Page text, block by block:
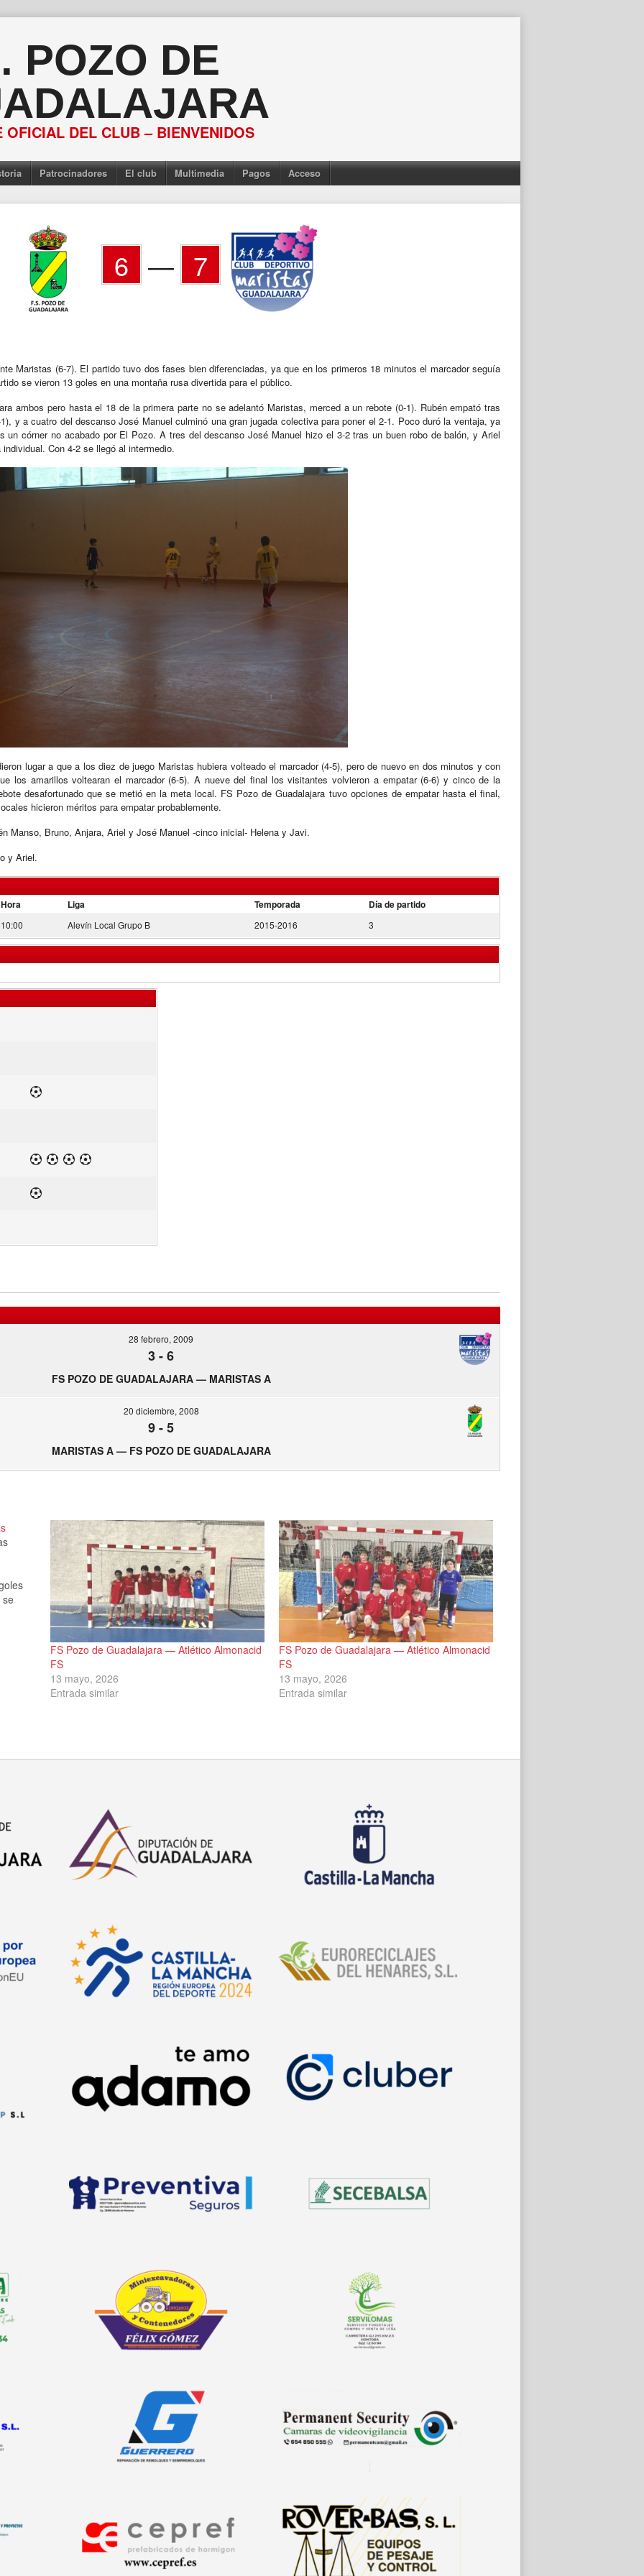
POZO DE
OFICIAL DEL CLUB – BIENVENIDOS
Patrocinadores El club Multimedia Pagos Acceso
6 — 7
Maristas (6-7). El partido tuvo dos fases bien diferenciadas, ya que en los primeros 18 minutos el marcador seguía
se vieron 13 goles en una montaña rusa divertida para el público.
ambos pero hasta el 18 de la primera parte no se adelantó Maristas, merced a un rebote (0-1). Rubén empató tras
y a cuatro del descanso José Manuel culminó una gran jugada colectiva para poner el 2-1. Poco duró la ventaja, ya
un córner no acabado por El Pozo. A tres del descanso José Manuel hizo el 3-2 tras un buen robo de balón, y Ariel
Con 4-2 se llegó al intermedio.
lugar a que a los diez de juego Maristas hubiera volteado el marcador (4-5), pero de nuevo en dos minutos y con
los amarillos voltearan el marcador (6-5). A nueve del final los visitantes volvieron a empatar (6-6) y cinco de la
desafortunado que se metió en la meta local. FS Pozo de Guadalajara tuvo opciones de empatar hasta el final,
hicieron méritos para empatar probablemente.
Manso, Bruno, Anjara, Ariel y José Manuel -cinco inicial- Helena y Javi.
y Ariel.
Hora Liga Temporada Día de partido
10:00 Alevín Local Grupo B 2015-2016 3
28 febrero, 2009
3-6
FS POZO DE GUADALAJARA — MARISTAS A
20 diciembre, 2008
9-5
MARISTAS A — FS POZO DE GUADALAJARA
se
de
FS Pozo de Guadalajara — Atlético Almonacid
FS
13 mayo, 2026
Entrada similar
FS Pozo de Guadalajara — Atlético Almonacid
FS
13 mayo, 2026
Entrada similar